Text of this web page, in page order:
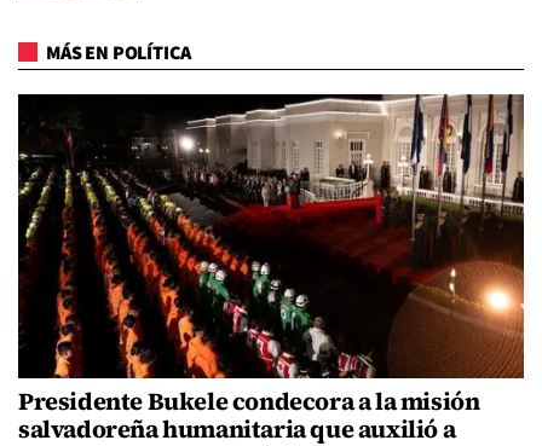
MÁS EN POLÍTICA
Presidente Bukele condecora a la misión
salvadoreña humanitaria que auxilió a